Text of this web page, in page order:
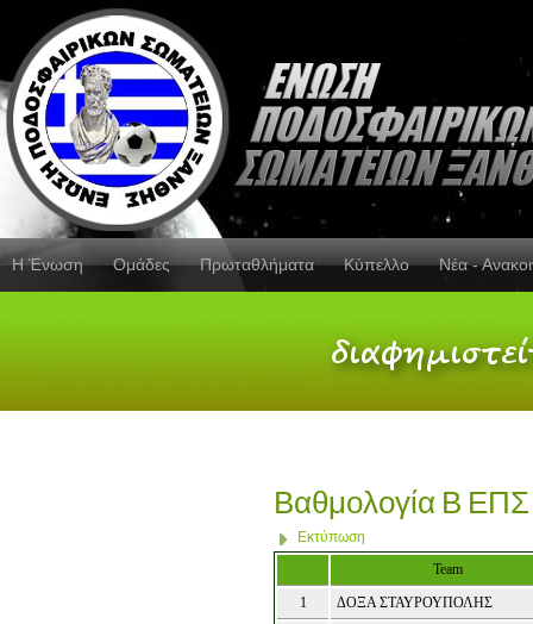
Η Ένωση Ομάδες Πρωταθλήματα Κύπελλο Νέα -
Βαθμολογία Β ΕΠΣ
Εκτύπωση
Team
1
ΔΟΞΑ ΣΤΑΥΡΟΥΠΟΛΗΣ